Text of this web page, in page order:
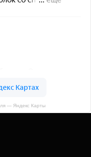
— Яндекс Карты